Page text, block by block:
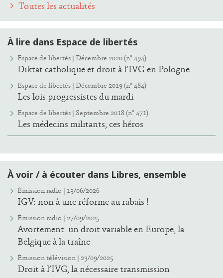
Toutes les actualités
À lire dans Espace de libertés
Espace de libertés | Décembre 2020 (n° 494)
Diktat catholique et droit à l’IVG en Pologne
Espace de libertés | Décembre 2019 (n° 484)
Les lois progressistes du mardi
Espace de libertés | Septembre 2018 (n° 471)
Les médecins militants, ces héros
À voir / à écouter dans Libres, ensemble
Émission radio | 13/06/2026
IGV: non à une réforme au rabais !
Émission radio | 27/09/2025
Avortement: un droit variable en Europe, la
Belgique à la traîne
Émission télévision | 23/09/2025
Droit à l’IVG, la nécessaire transmission